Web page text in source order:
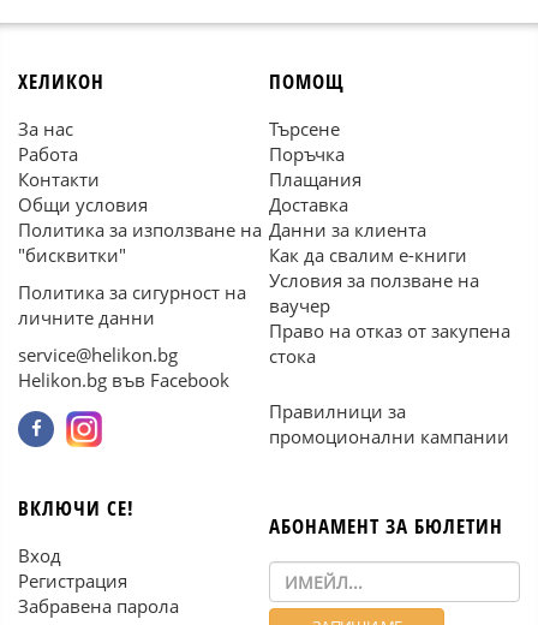
ХЕЛИКОН
За нас
Работа
Контакти
Общи условия
Политика за използване на
"бисквитки"
Политика за сигурност на
личните данни
service@helikon.bg
Helikon.bg във Facebook
ПОМОЩ
Търсене
Поръчка
Плащания
Доставка
Данни за клиента
Как да свалим е-книги
Условия за ползване на
ваучер
Право на отказ от закупена
стока
Правилници за
промоционални кампании
ВКЛЮЧИ СЕ!
Вход
Регистрация
Забравена парола
АБОНАМЕНТ ЗА БЮЛЕТИН